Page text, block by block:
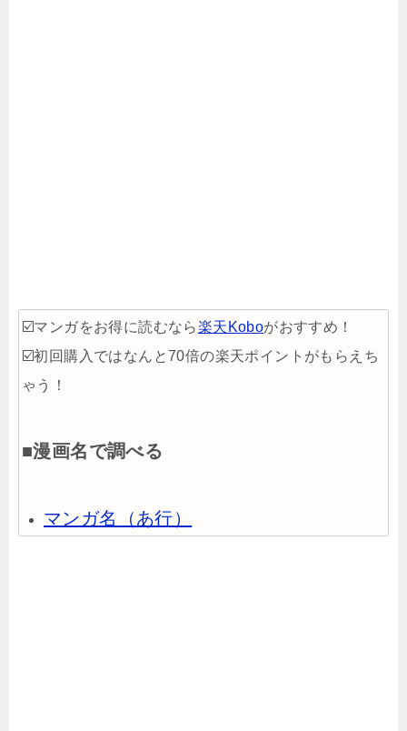
☑️マンガをお得に読むなら楽天Koboがおすすめ！
☑️初回購入ではなんと70倍の楽天ポイントがもらえち
ゃう！
■漫画名で調べる
マンガ名（あ行）